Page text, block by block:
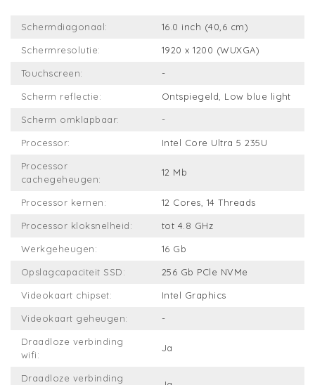
Schermdiagonaal: 16.0 inch (40,6 cm)
Schermresolutie: 1920 x 1200 (WUXGA)
Touchscreen: -
Scherm reflectie: Ontspiegeld, Low blue light
Scherm omklapbaar: -
Processor: Intel Core Ultra 5 235U
Processor
cachegeheugen:
12 Mb
Processor kernen: 12 Cores, 14 Threads
Processor kloksnelheid: tot 4.8 GHz
Werkgeheugen: 16 Gb
Opslagcapaciteit SSD: 256 Gb PCle NVMe
Videokaart chipset: Intel Graphics
Videokaart geheugen: -
Draadloze verbinding
wifi:
Ja
Draadloze verbinding